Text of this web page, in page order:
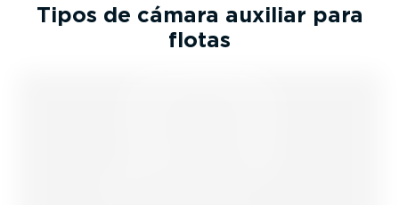
Tipos de cámara auxiliar para
flotas